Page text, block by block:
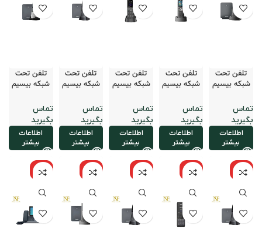
تلفن تحت
شبکه بیسیم
W57R
اطلاعات
بیشتر
تلفن تحت
شبکه بیسیم
W59R
اطلاعات
بیشتر
تلفن تحت
شبکه بیسیم
W73H
اطلاعات
بیشتر
تلفن تحت
شبکه بیسیم
W73P
اطلاعات
بیشتر
تلفن تحت
شبکه بیسیم
اطلاعات
بیشتر
نامو
جود
نامو
جود
نامو
جود
نامو
جود
نامو
جود